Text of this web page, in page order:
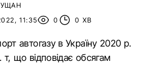
11:35
0 0 ХВ
автогазу в Україну 2020 р.
що відповідає обсягам